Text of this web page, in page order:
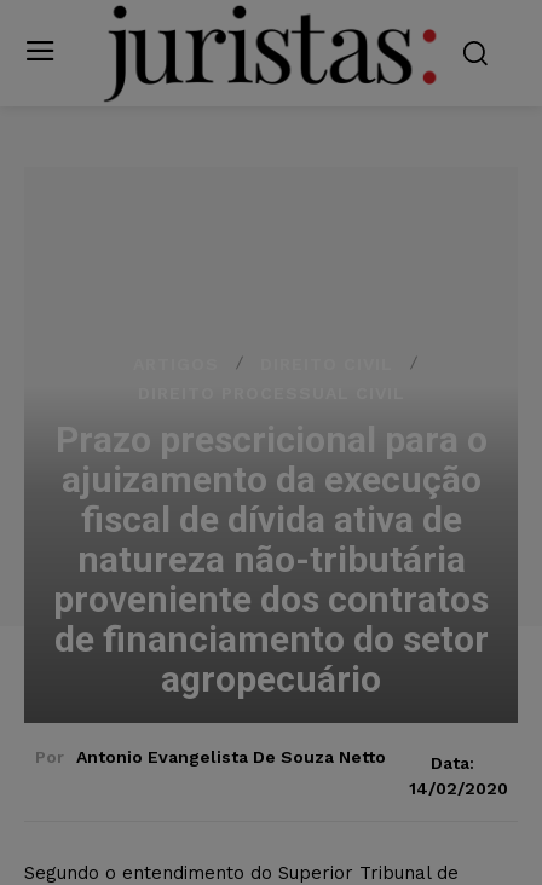
Prazo prescricional para o
ajuizamento da execução
fiscal de dívida ativa de
natureza não-tributária
proveniente dos contratos
de financiamento do setor
agropecuário
Por Antonio Evangelista De Souza Netto
Data:
14/02/2020
Segundo o entendimento do Superior Tribunal de